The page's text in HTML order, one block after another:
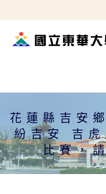
轉
花蓮縣吉安
紛吉安 吉虎
比賽，